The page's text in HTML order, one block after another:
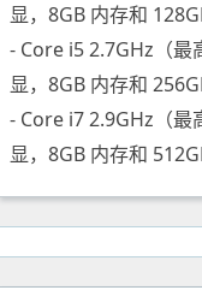
显，8GB 内存和
- Core i5 2.7GHz（最
显，8GB 内存和
- Core i7 2.9GHz（最
显，8GB 内存和